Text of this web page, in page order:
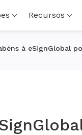
Recursos
à eSignGlobal